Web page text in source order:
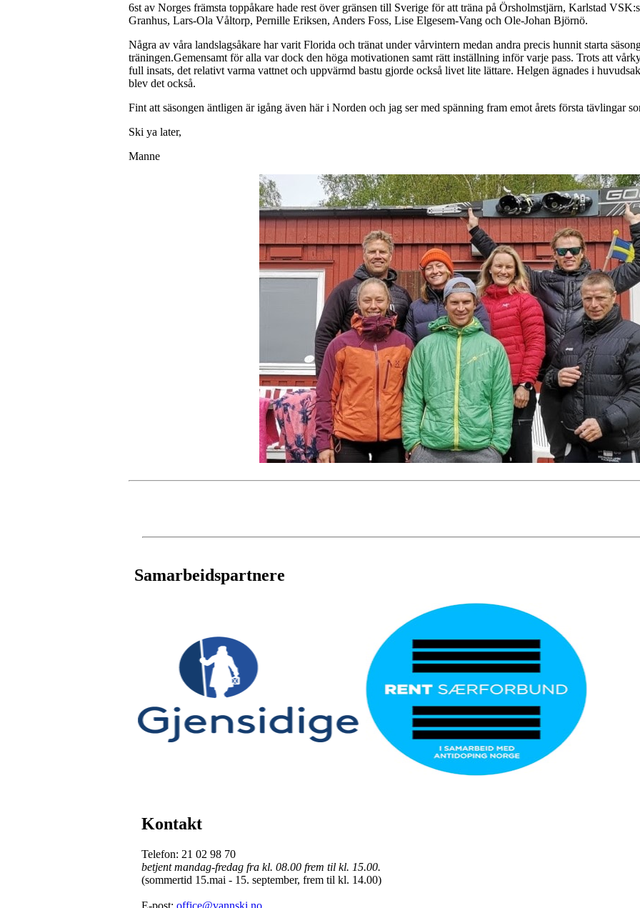
6st av Norges främsta toppåkare hade rest över gränsen till Sverige för att träna på Örsholmstjärn, Karlstad
Granhus, Lars-Ola Våltorp, Pernille Eriksen, Anders Foss, Lise Elgesem-Vang och Ole-Johan Björnö.
Några av våra landslagsåkare har varit Florida och tränat under vårvintern medan andra precis hunnit starta
träningen.Gemensamt för alla var dock den höga motivationen samt rätt inställning inför varje pass. Trots att
full insats, det relativt varma vattnet och uppvärmd bastu gjorde också livet lite lättare. Helgen ägnades i
blev det också.
Fint att säsongen äntligen är igång även här i Norden och jag ser med spänning fram emot årets första tävlingar
Ski ya later,
Manne
Samarbeidspartnere
Kontakt
Telefon: 21 02 98 70
betjent mandag-fredag fra kl. 08.00 frem til kl. 15.00.
(sommertid 15.mai - 15. september, frem til kl. 14.00)